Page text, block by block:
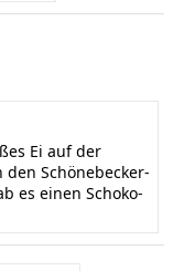
Ei auf der
Schönebecker-
es einen Schoko-